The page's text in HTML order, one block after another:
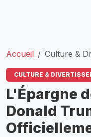
Accueil Culture &
CULTURE &
L'Épargne
Donald